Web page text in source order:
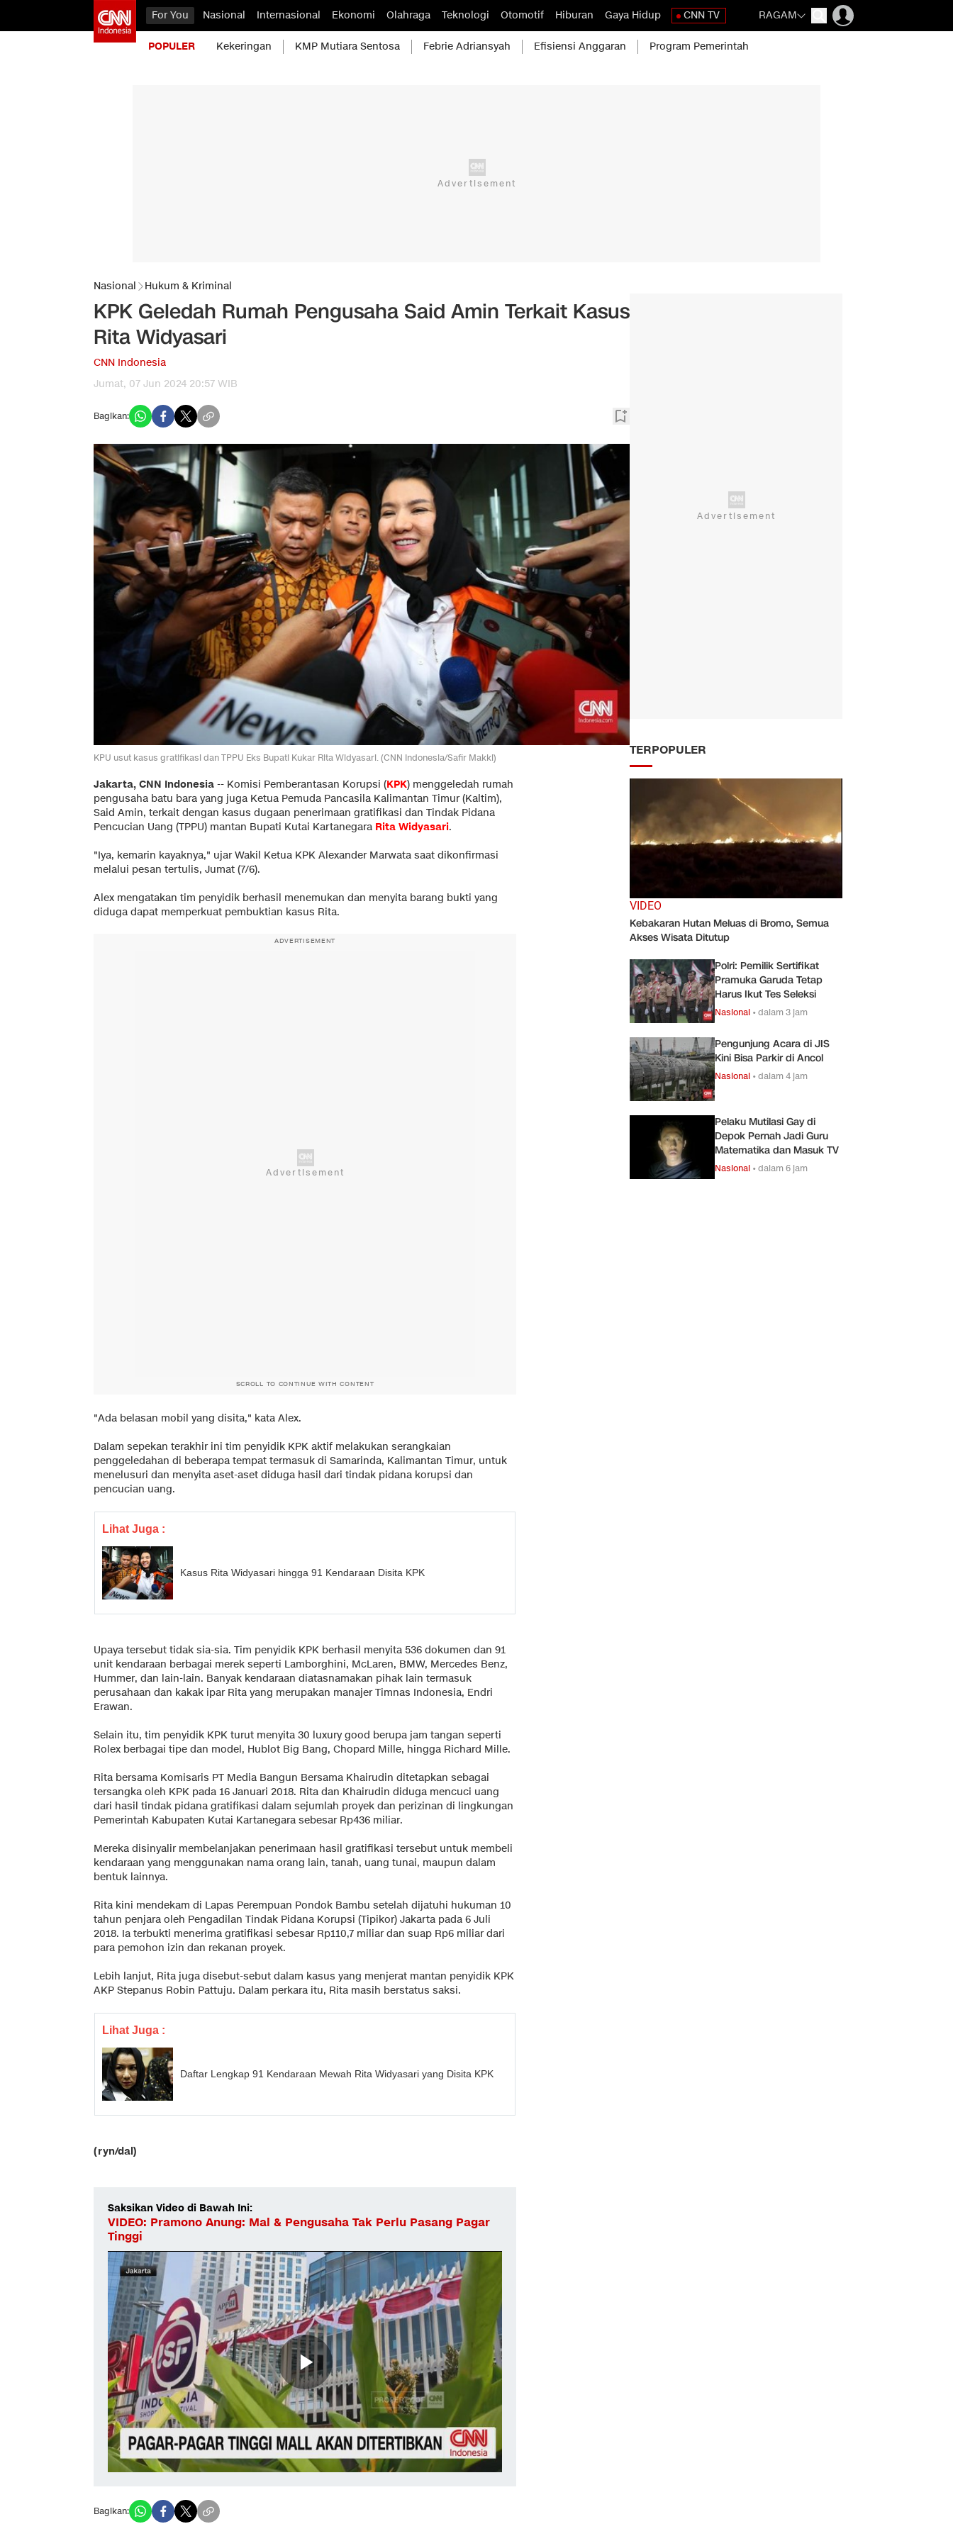
For You Nasional Internasional Ekonomi Olahraga Teknologi Otomotif Hiburan Gaya Hidup CNN TV RAGAM
POPULER Kekeringan KMP Mutiara Sentosa Febrie Adriansyah Efisiensi Anggaran Program Pemerintah
Nasional Hukum & Kriminal
KPK Geledah Rumah Pengusaha Said Amin Terkait Kasus
Rita Widyasari
CNN Indonesia
Jumat, 07 Jun 2024 20:57 WIB
Bagikan:
KPU usut kasus gratifikasi dan TPPU Eks Bupati Kukar Rita Widyasari. (CNN Indonesia/Safir Makki)
Jakarta, CNN Indonesia -- Komisi Pemberantasan Korupsi (KPK) menggeledah rumah
pengusaha batu bara yang juga Ketua Pemuda Pancasila Kalimantan Timur (Kaltim),
Said Amin, terkait dengan kasus dugaan penerimaan gratifikasi dan Tindak Pidana
Pencucian Uang (TPPU) mantan Bupati Kutai Kartanegara Rita Widyasari.
"Iya, kemarin kayaknya," ujar Wakil Ketua KPK Alexander Marwata saat dikonfirmasi
melalui pesan tertulis, Jumat (7/6).
Alex mengatakan tim penyidik berhasil menemukan dan menyita barang bukti yang
diduga dapat memperkuat pembuktian kasus Rita.
ADVERTISEMENT
SCROLL TO CONTINUE WITH CONTENT
"Ada belasan mobil yang disita," kata Alex.
Dalam sepekan terakhir ini tim penyidik KPK aktif melakukan serangkaian
penggeledahan di beberapa tempat termasuk di Samarinda, Kalimantan Timur, untuk
menelusuri dan menyita aset-aset diduga hasil dari tindak pidana korupsi dan
pencucian uang.
Lihat Juga :
Kasus Rita Widyasari hingga 91 Kendaraan Disita KPK
Upaya tersebut tidak sia-sia. Tim penyidik KPK berhasil menyita 536 dokumen dan 91
unit kendaraan berbagai merek seperti Lamborghini, McLaren, BMW, Mercedes Benz,
Hummer, dan lain-lain. Banyak kendaraan diatasnamakan pihak lain termasuk
perusahaan dan kakak ipar Rita yang merupakan manajer Timnas Indonesia, Endri
Erawan.
Selain itu, tim penyidik KPK turut menyita 30 luxury good berupa jam tangan seperti
Rolex berbagai tipe dan model, Hublot Big Bang, Chopard Mille, hingga Richard Mille.
Rita bersama Komisaris PT Media Bangun Bersama Khairudin ditetapkan sebagai
tersangka oleh KPK pada 16 Januari 2018. Rita dan Khairudin diduga mencuci uang
dari hasil tindak pidana gratifikasi dalam sejumlah proyek dan perizinan di lingkungan
Pemerintah Kabupaten Kutai Kartanegara sebesar Rp436 miliar.
Mereka disinyalir membelanjakan penerimaan hasil gratifikasi tersebut untuk membeli
kendaraan yang menggunakan nama orang lain, tanah, uang tunai, maupun dalam
bentuk lainnya.
Rita kini mendekam di Lapas Perempuan Pondok Bambu setelah dijatuhi hukuman 10
tahun penjara oleh Pengadilan Tindak Pidana Korupsi (Tipikor) Jakarta pada 6 Juli
2018. Ia terbukti menerima gratifikasi sebesar Rp110,7 miliar dan suap Rp6 miliar dari
para pemohon izin dan rekanan proyek.
Lebih lanjut, Rita juga disebut-sebut dalam kasus yang menjerat mantan penyidik KPK
AKP Stepanus Robin Pattuju. Dalam perkara itu, Rita masih berstatus saksi.
Lihat Juga :
Daftar Lengkap 91 Kendaraan Mewah Rita Widyasari yang Disita KPK
(ryn/dal)
Saksikan Video di Bawah Ini:
VIDEO: Pramono Anung: Mal & Pengusaha Tak Perlu Pasang Pagar
Tinggi
Bagikan:
TERPOPULER
VIDEO
Kebakaran Hutan Meluas di Bromo, Semua
Akses Wisata Ditutup
Polri: Pemilik Sertifikat
Pramuka Garuda Tetap
Harus Ikut Tes Seleksi
Nasional •dalam 3 jam
Pengunjung Acara di JIS
Kini Bisa Parkir di Ancol
Nasional •dalam 4 jam
Pelaku Mutilasi Gay di
Depok Pernah Jadi Guru
Matematika dan Masuk TV
Nasional •dalam 6 jam